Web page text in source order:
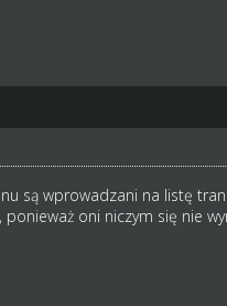
są wprowadzani na listę
oni niczym się nie